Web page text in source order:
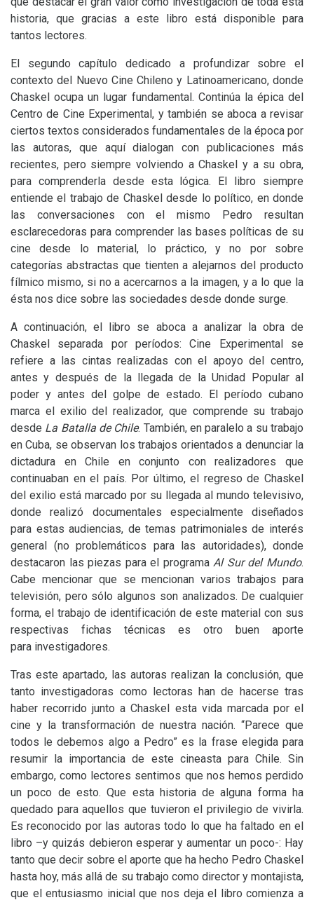
historia, que gracias a este libro está disponible para
tantos lectores.
El segundo capítulo dedicado a profundizar sobre el
contexto del Nuevo Cine Chileno y Latinoamericano, donde
Chaskel ocupa un lugar fundamental. Continúa la épica del
Centro de Cine Experimental, y también se aboca a revisar
ciertos textos considerados fundamentales de la época por
las autoras, que aquí dialogan con publicaciones más
recientes, pero siempre volviendo a Chaskel y a su obra,
para comprenderla desde esta lógica. El libro siempre
entiende el trabajo de Chaskel desde lo político, en donde
las conversaciones con el mismo Pedro resultan
esclarecedoras para comprender las bases políticas de su
cine desde lo material, lo práctico, y no por sobre
categorías abstractas que tienten a alejarnos del producto
fílmico mismo, si no a acercarnos a la imagen, y a lo que la
ésta nos dice sobre las sociedades desde donde surge.
A continuación, el libro se aboca a analizar la obra de
Chaskel separada por períodos: Cine Experimental se
refiere a las cintas realizadas con el apoyo del centro,
antes y después de la llegada de la Unidad Popular al
poder y antes del golpe de estado. El período cubano
marca el exilio del realizador, que comprende su trabajo
desde La Batalla de Chile. También, en paralelo a su trabajo
en Cuba, se observan los trabajos orientados a denunciar la
dictadura en Chile en conjunto con realizadores que
continuaban en el país. Por último, el regreso de Chaskel
del exilio está marcado por su llegada al mundo televisivo,
donde realizó documentales especialmente diseñados
para estas audiencias, de temas patrimoniales de interés
general (no problemáticos para las autoridades), donde
destacaron las piezas para el programaAl Sur del Mundo.
Cabe mencionar que se mencionan varios trabajos para
televisión, pero sólo algunos son analizados. De cualquier
forma, el trabajo de identificación de este material con sus
respectivas fichas técnicas es otro buen aporte
para investigadores.
Tras este apartado, las autoras realizan la conclusión, que
tanto investigadoras como lectoras han de hacerse tras
haber recorrido junto a Chaskel esta vida marcada por el
cine y la transformación de nuestra nación. “Parece que
todos le debemos algo a Pedro” es la frase elegida para
resumir la importancia de este cineasta para Chile. Sin
embargo, como lectores sentimos que nos hemos perdido
un poco de esto. Que esta historia de alguna forma ha
quedado para aquellos que tuvieron el privilegio de vivirla.
Es reconocido por las autoras todo lo que ha faltado en el
libro –y quizás debieron esperar y aumentar un poco-: Hay
tanto que decir sobre el aporte que ha hecho Pedro Chaskel
hasta hoy, más allá de su trabajo como director y montajista,
que el entusiasmo inicial que nos deja el libro comienza a